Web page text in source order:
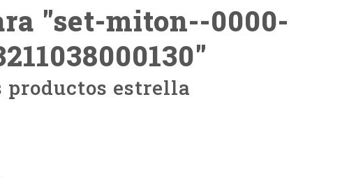
"set-miton--0000-
"
productos estrella